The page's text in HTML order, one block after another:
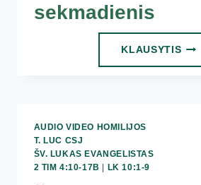
sekmadienis
KLAUSYTIS2013
AUDIO VIDEO HOMILIJOS
T. LUC CSJ
ŠV. LUKAS EVANGELISTAS
2 TIM 4:10-17B | LK 10:1-9